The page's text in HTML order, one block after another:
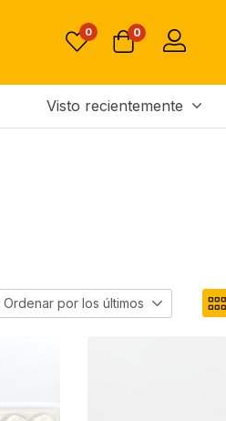
0 0
Visto recientemente
Ordenar por los últimos